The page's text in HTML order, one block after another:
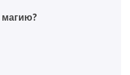
магию?